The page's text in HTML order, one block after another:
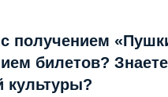
получением
билетов?
культуры?